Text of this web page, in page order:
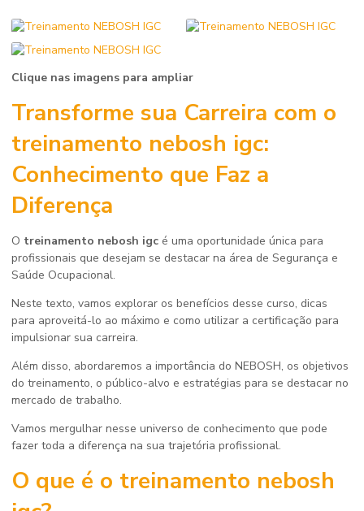
Clique nas imagens para ampliar
Transforme sua Carreira com o
treinamento nebosh igc:
Conhecimento que Faz a
Diferença
O treinamento nebosh igc é uma oportunidade única para
profissionais que desejam se destacar na área de Segurança e
Saúde Ocupacional.
Neste texto, vamos explorar os benefícios desse curso, dicas
para aproveitá-lo ao máximo e como utilizar a certificação para
impulsionar sua carreira.
Além disso, abordaremos a importância do NEBOSH, os objetivos
do treinamento, o público-alvo e estratégias para se destacar no
mercado de trabalho.
Vamos mergulhar nesse universo de conhecimento que pode
fazer toda a diferença na sua trajetória profissional.
O que é o treinamento nebosh